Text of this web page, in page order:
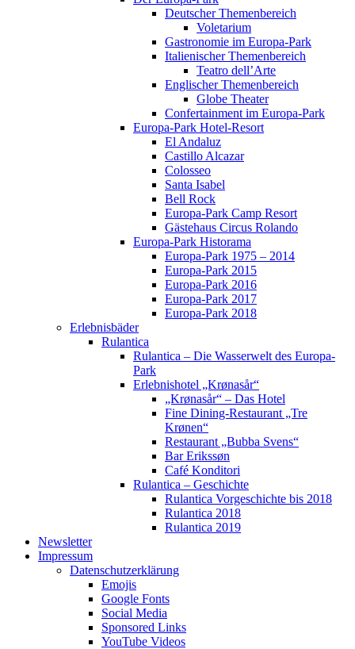
Deutscher Themenbereich
Voletarium
Gastronomie im Europa-Park
Italienischer Themenbereich
Teatro dell’Arte
Englischer Themenbereich
Globe Theater
Confertainment im Europa-Park
Europa-Park Hotel-Resort
El Andaluz
Castillo Alcazar
Colosseo
Santa Isabel
Bell Rock
Europa-Park Camp Resort
Gästehaus Circus Rolando
Europa-Park Historama
Europa-Park 1975 – 2014
Europa-Park 2015
Europa-Park 2016
Europa-Park 2017
Europa-Park 2018
Erlebnisbäder
Rulantica
Rulantica – Die Wasserwelt des Europa-
Park
Erlebnishotel „Krønasår“
„Krønasår“ – Das Hotel
Fine Dining-Restaurant „Tre
Krønen“
Restaurant „Bubba Svens“
Bar Erikssøn
Café Konditori
Rulantica – Geschichte
Rulantica Vorgeschichte bis 2018
Rulantica 2018
Rulantica 2019
Newsletter
Impressum
Datenschutzerklärung
Emojis
Google Fonts
Social Media
Sponsored Links
YouTube Videos